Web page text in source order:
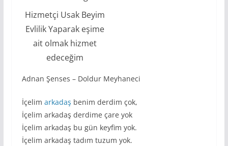
Hizmetçi Usak Beyim
Evlilik Yaparak eşime
ait olmak hizmet
edeceğim
Adnan Şenses – Doldur Meyhaneci
İçelim arkadaş benim derdim çok,
İçelim arkadaş derdime çare yok
İçelim arkadaş bu gün keyfim yok.
İçelim arkadaş tadım tuzum yok.